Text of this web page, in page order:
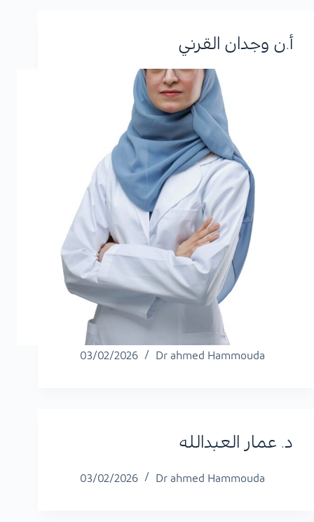
أ.ن وجدان القرني
Dr ahmed Hammouda
03/02/2026
د. عمار العبدالله
Dr ahmed Hammouda
03/02/2026